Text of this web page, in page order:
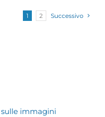
1 2 Successivo
sulle immagini